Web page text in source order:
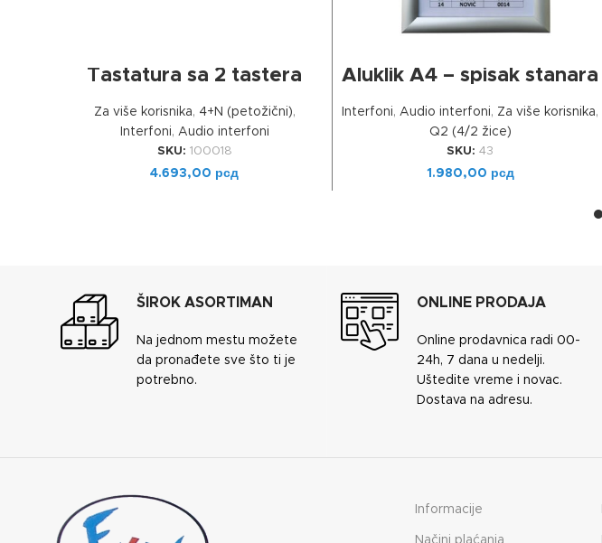
ДОДАЈ У КОРПУ
Tastatura sa 2 tastera
Za više korisnika, 4+N (petožični),
Interfoni, Audio interfoni
SKU: 100018
4.693,00 рсд
ДОДАЈ У КОРПУ
Aluklik A4 – spisak stanara
Interfoni, Audio interfoni, Za više korisnika,
Q2 (4/2 žice)
SKU: 43
1.980,00 рсд
ŠIROK ASORTIMAN
Na jednom mestu možete
da pronađete sve što ti je
potrebno.
ONLINE PRODAJA
Online prodavnica radi 00-
24h, 7 dana u nedelji.
Uštedite vreme i novac.
Dostava na adresu.
Informacije
Načini plaćanja